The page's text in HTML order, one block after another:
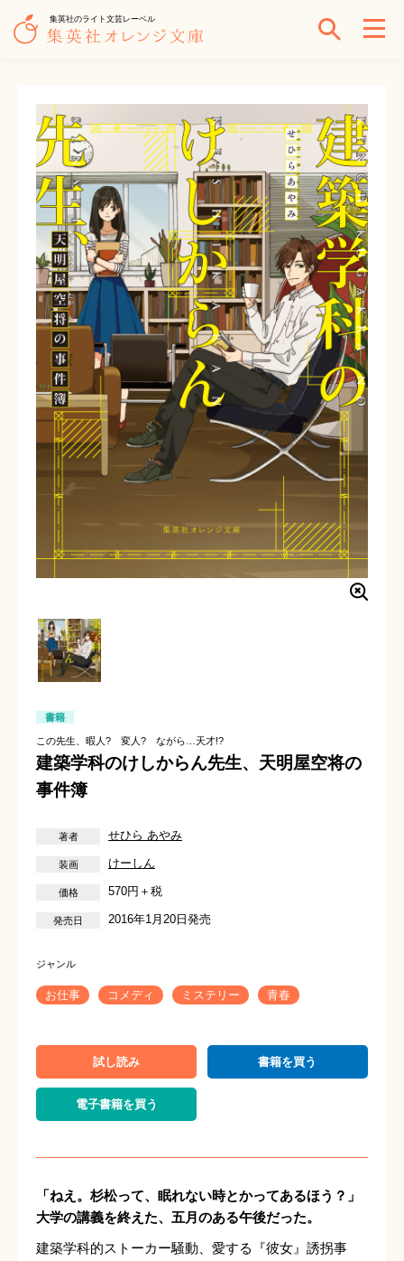
集英社のライト文芸レーベル
書籍
この先生、暇人? 変人? ながら…天才!?
建築学科のけしからん先生、天明屋空将の
事件簿
せひら あやみ
けーしん
570円＋税
2016年1月20日発売
お仕事 コメディ ミステリー 青春
試し読み 書籍を買う
電子書籍を買う
「ねえ。杉松って、眠れない時とかってあるほう？」
大学の講義を終えた、五月のある午後だった。
建築学科的ストーカー騒動、愛する『彼女』誘拐事